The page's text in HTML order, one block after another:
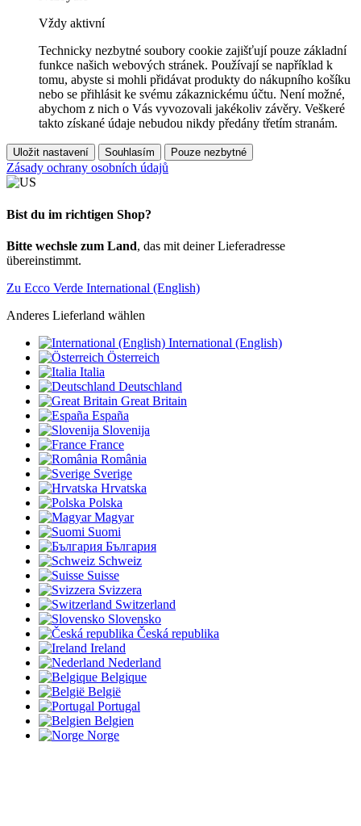
Vždy aktivní
Technicky nezbytné soubory cookie zajišťují pouze základní
funkce našich webových stránek. Používají se například k
tomu, abyste si mohli přidávat produkty do nákupního košíku
nebo se přihlásit ke svému zákaznickému účtu. Není možné,
abychom z nich o Vás vyvozovali jakékoliv závěry. Veškeré
takto získané údaje nebudou nikdy předány třetím stranám.
Uložit nastavení Souhlasím Pouze nezbytné
Zásady ochrany osobních údajů
Bist du im richtigen Shop?
Bitte wechsle zum Land, das mit deiner Lieferadresse
übereinstimmt.
Zu Ecco Verde International (English)
Anderes Lieferland wählen
International (English)
Österreich
Italia
Deutschland
Great Britain
España
Slovenija
France
România
Sverige
Hrvatska
Polska
Magyar
Suomi
България
Schweiz
Suisse
Svizzera
Switzerland
Slovensko
Česká republika
Ireland
Nederland
Belgique
België
Portugal
Belgien
Norge